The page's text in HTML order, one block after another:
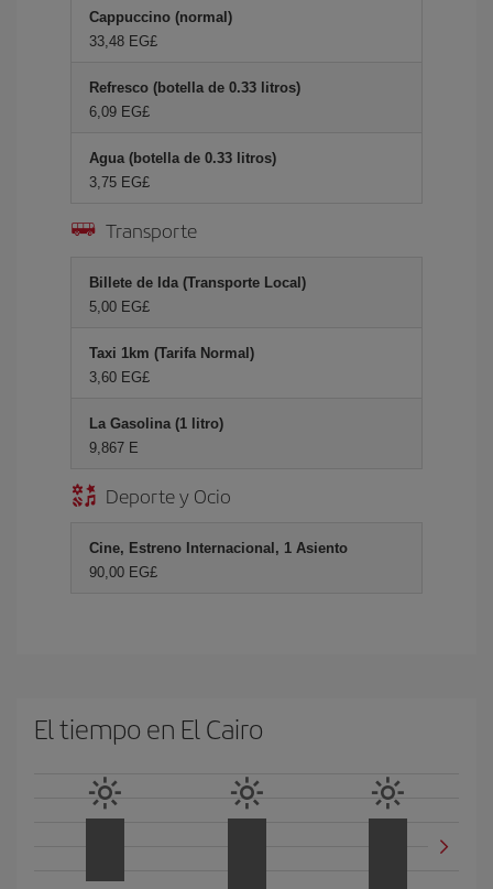
Cappuccino (normal)
33,48 EG£
Refresco (botella de 0.33 litros)
6,09 EG£
Agua (botella de 0.33 litros)
3,75 EG£
Transporte
Billete de Ida (Transporte Local)
5,00 EG£
Taxi 1km (Tarifa Normal)
3,60 EG£
La Gasolina (1 litro)
9,867 E
Deporte y Ocio
Cine, Estreno Internacional, 1 Asiento
90,00 EG£
El tiempo en El Cairo